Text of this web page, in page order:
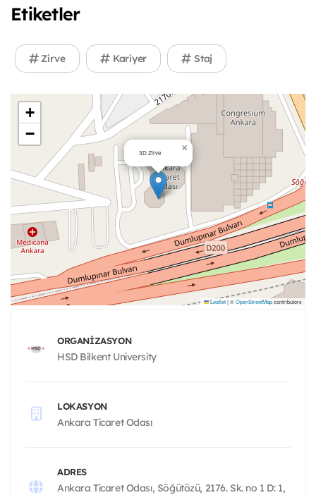
Etiketler
Zirve Kariyer Staj
3D Zirve ×
+
−
Leaflet|©OpenStreetMapcontributors
ORGANIZASYON
HSD Bilkent University
LOKASYON
Ankara Ticaret Odası
ADRES
Ankara Ticaret Odası, Söğütözü, 2176. Sk. no 1 D: 1,